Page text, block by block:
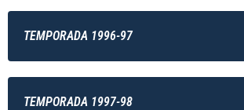
TEMPORADA 1996-97
TEMPORADA 1997-98